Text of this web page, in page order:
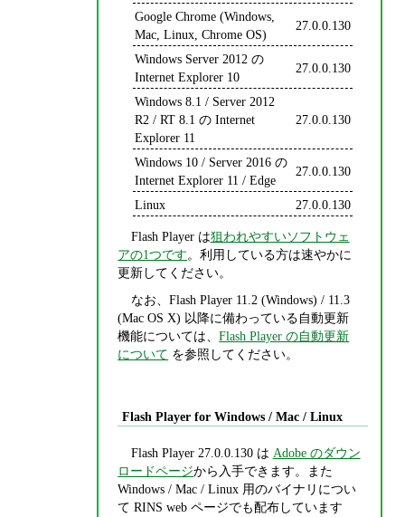
Google Chrome (Windows,
Mac, Linux, Chrome OS)
27.0.0.130
Windows Server 2012 の
Internet Explorer 10
27.0.0.130
Windows 8.1 / Server 2012
R2 / RT 8.1 の Internet
Explorer 11
27.0.0.130
Windows 10 / Server 2016 の
Internet Explorer 11 / Edge
27.0.0.130
Linux 27.0.0.130
Flash Player は狙われやすいソフトウェ
アの1つです。利用している方は速やかに
更新してください。
なお、Flash Player 11.2 (Windows) / 11.3
(Mac OS X) 以降に備わっている自動更新
機能については、Flash Player の自動更新
について を参照してください。
Flash Player for Windows / Mac / Linux
Flash Player 27.0.0.130 は Adobe のダウン
ロードページから入手できます。また
Windows / Mac / Linux 用のバイナリについ
て RINS web ページでも配布しています